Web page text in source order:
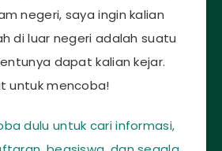
negeri, saya ingin kalian
di luar negeri adalah suatu
dapat kalian kejar.
untuk mencoba!
dulu untuk cari informasi,